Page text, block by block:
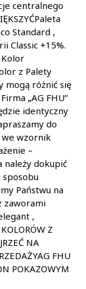
centralnego
Standard ,
Classic +15%.
Kolor
z Palety
mogą różnić się
„AG FHU”
identyczny
do
we wzornik
–
należy dokupić
Państwu na
zaworami
,
Z
NA
FHU
POKAZOWYM